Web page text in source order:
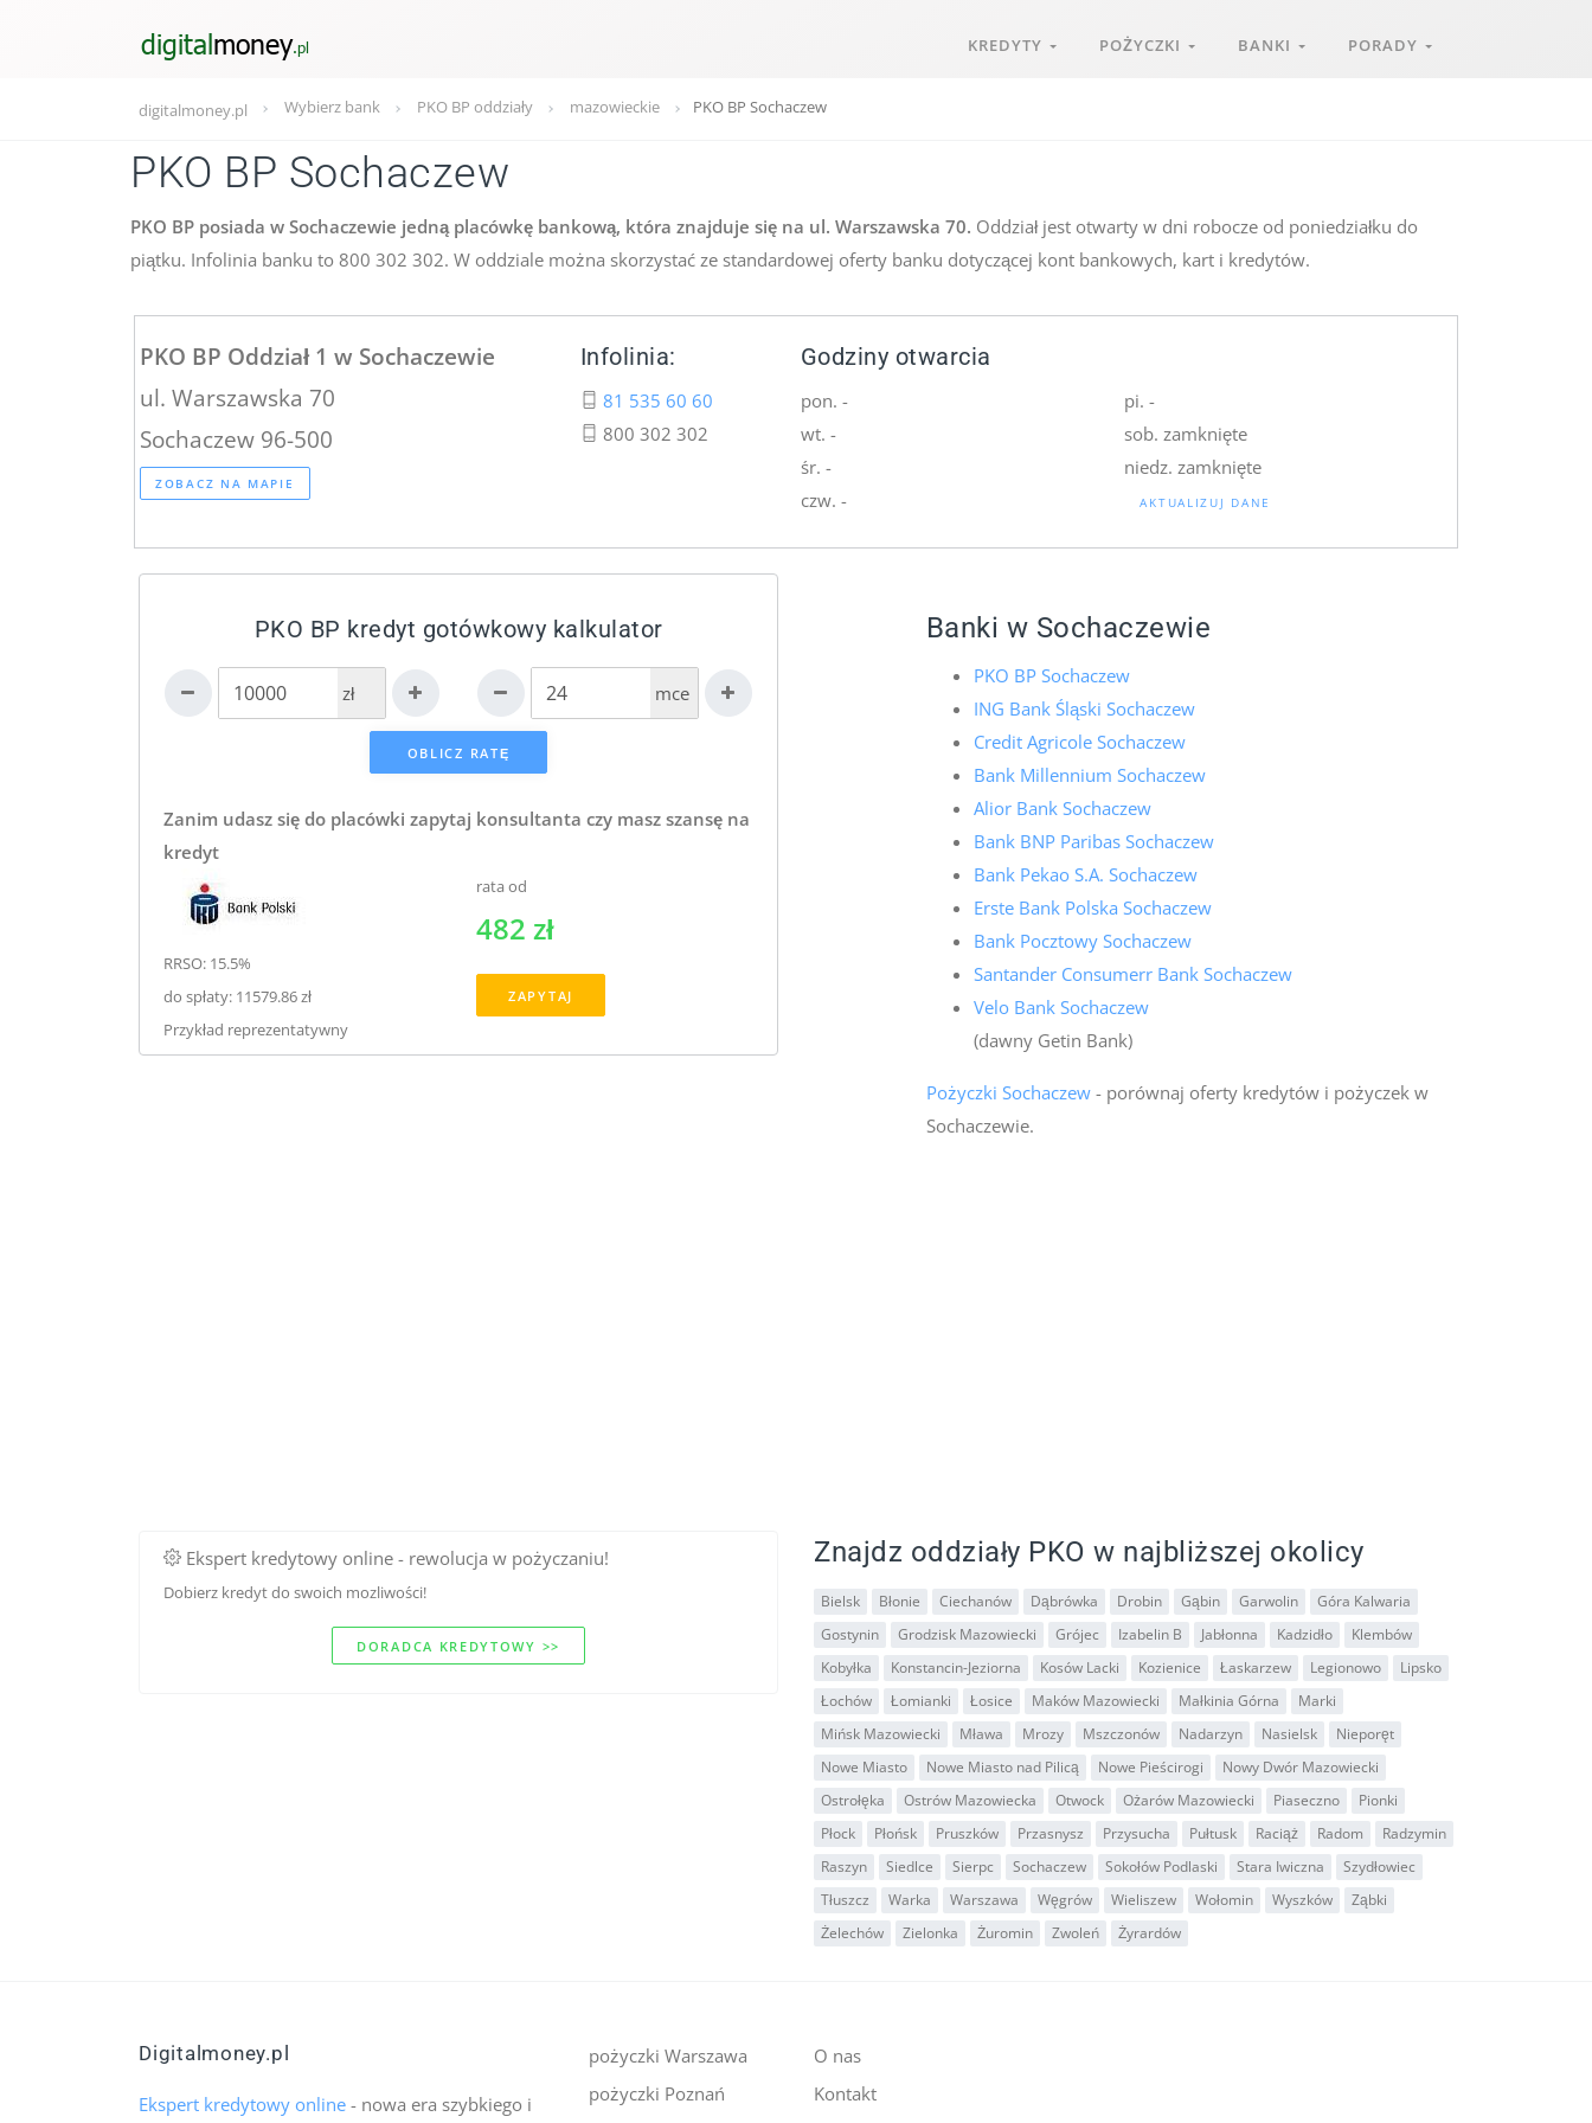
KREDYTY POŻYCZKI BANKI PORADY
digitalmoney.pl Wybierz bank PKO BP oddziały mazowieckie PKO BP Sochaczew
PKO BP Sochaczew
PKO BP posiada w Sochaczewie jedną placówkę bankową, która znajduje się na ul. Warszawska 70. Oddział jest otwarty w dni robocze od poniedziałku do
piątku. Infolinia banku to 800 302 302. W oddziale można skorzystać ze standardowej oferty banku dotyczącej kont bankowych, kart i kredytów.
PKO BP Oddział 1 w Sochaczewie
ul. Warszawska 70
Sochaczew 96-500
ZOBACZ NA MAPIE
Infolinia:
81 535 60 60
800 302 302
Godziny otwarcia
pon. -
wt. -
śr. -
czw. -
pi. -
sob. zamknięte
niedz. zamknięte
AKTUALIZUJ DANE
PKO BP kredyt gotówkowy kalkulator
zł mce
Zanim udasz się do placówki zapytaj konsultanta czy masz szansę na
kredyt
RRSO: 15.5%
do spłaty: 11579.86 zł
Przykład reprezentatywny
rata od
482 zł
ZAPYTAJ
Banki w Sochaczewie
PKO BP Sochaczew
ING Bank Śląski Sochaczew
Credit Agricole Sochaczew
Bank Millennium Sochaczew
Alior Bank Sochaczew
Bank BNP Paribas Sochaczew
Bank Pekao S.A. Sochaczew
Erste Bank Polska Sochaczew
Bank Pocztowy Sochaczew
Santander Consumerr Bank Sochaczew
Velo Bank Sochaczew
(dawny Getin Bank)
Pożyczki Sochaczew- porównaj oferty kredytów i pożyczek w
Sochaczewie.
Ekspert kredytowy online - rewolucja w pożyczaniu!
Dobierz kredyt do swoich mozliwości!
DORADCA KREDYTOWY >>
Znajdz oddziały PKO w najbliższej okolicy
Bielsk Błonie Ciechanów Dąbrówka Drobin Gąbin Garwolin
Góra Kalwaria
Gostynin
Grodzisk Mazowiecki Grójec Izabelin B Jabłonna Kadzidło
Klembów
Kobyłka
Konstancin-Jeziorna Kosów Lacki Kozienice Łaskarzew Legionowo
Lipsko
Łochów
Łomianki Łosice Maków Mazowiecki Małkinia Górna
Marki
Mińsk Mazowiecki
Mława Mrozy Mszczonów Nadarzyn Nasielsk
Nieporęt
Nowe Miasto
Nowe Miasto nad Pilicą Nowe Pieścirogi
Nowy Dwór Mazowiecki
Ostrołęka
Ostrów Mazowiecka Otwock Ożarów Mazowiecki Piaseczno
Pionki
Płock
Płońsk Pruszków Przasnysz Przysucha Pułtusk Raciąż Radom
Radzymin
Raszyn
Siedlce Sierpc Sochaczew Sokołów Podlaski Stara Iwiczna
Szydłowiec
Tłuszcz
Warka Warszawa Węgrów Wieliszew Wołomin Wyszków
Ząbki
Żelechów
Zielonka Żuromin Zwoleń Żyrardów
pożyczki Warszawa
pożyczki Poznań
O nas
Kontakt
Digitalmoney.pl
Ekspert kredytowy online - nowa era szybkiego i